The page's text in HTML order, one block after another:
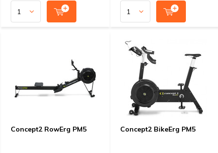
Concept2 RowErg PM5 Concept2 BikeErg PM5